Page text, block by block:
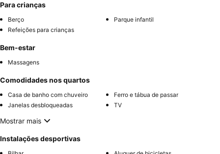
Para crianças
Berço
Parque infantil
Refeições para crianças
Bem-estar
Massagens
Comodidades nos quartos
Casa de banho com chuveiro
Ferro e tábua de passar
Janelas desbloqueadas
TV
Mostrar mais
Instalações desportivas